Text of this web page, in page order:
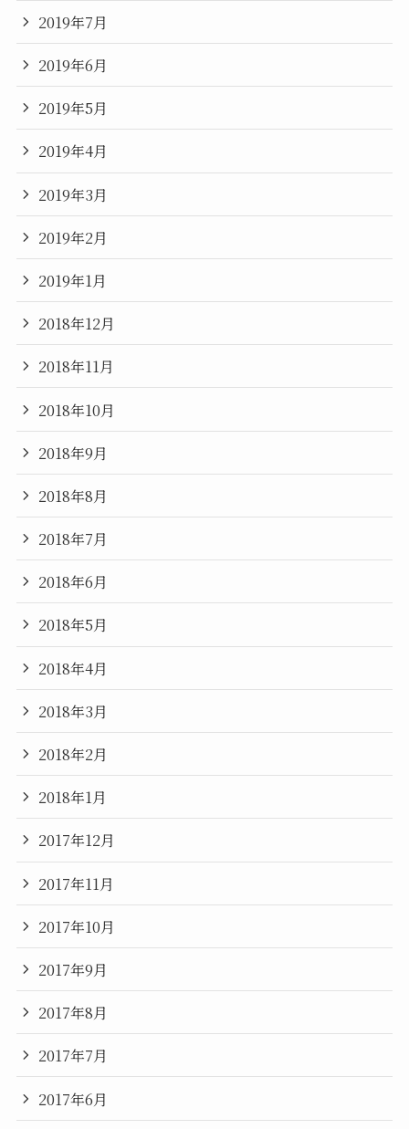
2019年7月
2019年6月
2019年5月
2019年4月
2019年3月
2019年2月
2019年1月
2018年12月
2018年11月
2018年10月
2018年9月
2018年8月
2018年7月
2018年6月
2018年5月
2018年4月
2018年3月
2018年2月
2018年1月
2017年12月
2017年11月
2017年10月
2017年9月
2017年8月
2017年7月
2017年6月